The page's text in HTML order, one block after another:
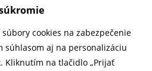
odoslaných balíčkov
doručenie 1-2 dní
cookies na zabezpečenie
súhlasom aj na personalizáciu
Kliknutím na tlačidlo „Prijať